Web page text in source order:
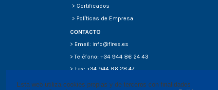
> Certificados
> Políticas de Empresa
CONTACTO
> Email: info@fires.es
> Teléfono: +34 944 86 24 43
> Fax: +34 944 86 28 47
Esta web utiliza cookies propias y de terceros con finalidades